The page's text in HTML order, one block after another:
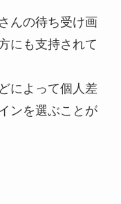
んの待ち受け画
にも支持されて
によって個人差
ンを選ぶことが